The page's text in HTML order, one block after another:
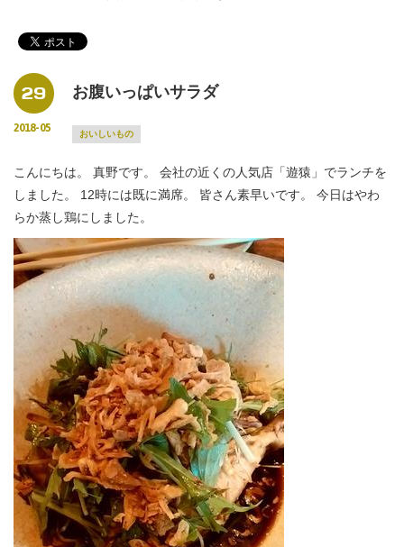
29
2018-05
お腹いっぱいサラダ
おいしいもの
こんにちは。 真野です。 会社の近くの人気店「遊猿」でランチを
しました。 12時には既に満席。 皆さん素早いです。 今日はやわ
らか蒸し鶏にしました。